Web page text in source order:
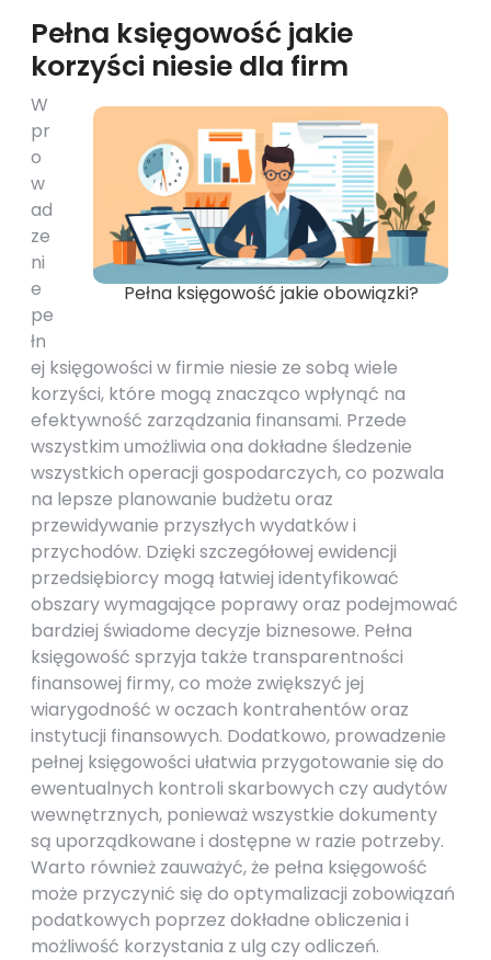
Pełna księgowość jakie
korzyści niesie dla firm
Pełna księgowość jakie obowiązki?
W
pr
o
w
ad
ze
ni
e
pe
łn
ej księgowości w firmie niesie ze sobą wiele
korzyści, które mogą znacząco wpłynąć na
efektywność zarządzania finansami. Przede
wszystkim umożliwia ona dokładne śledzenie
wszystkich operacji gospodarczych, co pozwala
na lepsze planowanie budżetu oraz
przewidywanie przyszłych wydatków i
przychodów. Dzięki szczegółowej ewidencji
przedsiębiorcy mogą łatwiej identyfikować
obszary wymagające poprawy oraz podejmować
bardziej świadome decyzje biznesowe. Pełna
księgowość sprzyja także transparentności
finansowej firmy, co może zwiększyć jej
wiarygodność w oczach kontrahentów oraz
instytucji finansowych. Dodatkowo, prowadzenie
pełnej księgowości ułatwia przygotowanie się do
ewentualnych kontroli skarbowych czy audytów
wewnętrznych, ponieważ wszystkie dokumenty
są uporządkowane i dostępne w razie potrzeby.
Warto również zauważyć, że pełna księgowość
może przyczynić się do optymalizacji zobowiązań
podatkowych poprzez dokładne obliczenia i
możliwość korzystania z ulg czy odliczeń.